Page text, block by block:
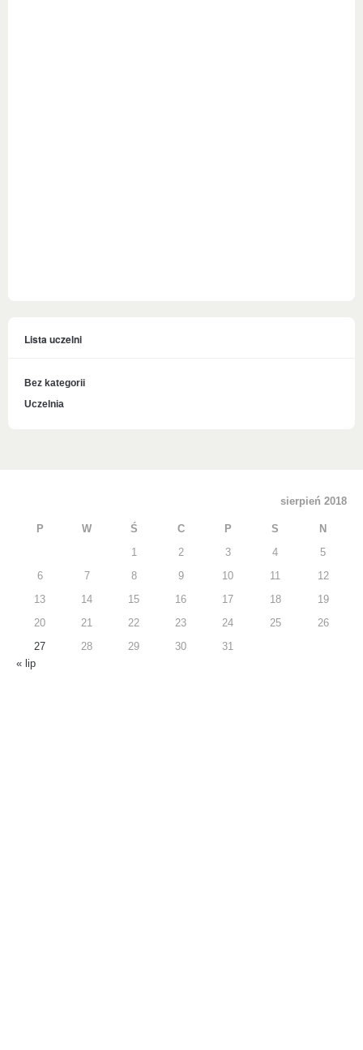
Lista uczelni
Bez kategorii
Uczelnia
sierpień 2018
P W Ś C P S N
1 2 3 4 5
6 7 8 9 10 11 12
13 14 15 16 17 18 19
20 21 22 23 24 25 26
27 28 29 30
31
« lip